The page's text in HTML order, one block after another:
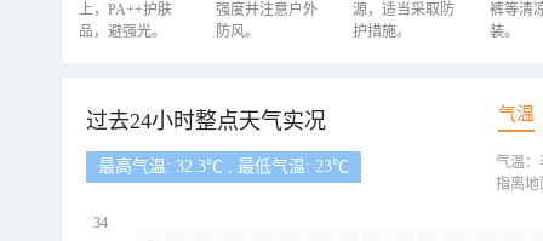
上，PA++护肤
品，避强光。
强度并注意户外
防风。
源，适当采取防
护措施。
裤等清
装。
过去24小时整点天气实况 气温
最高气温: 32.3℃ , 最低气温: 23℃
34
气温：
指离地